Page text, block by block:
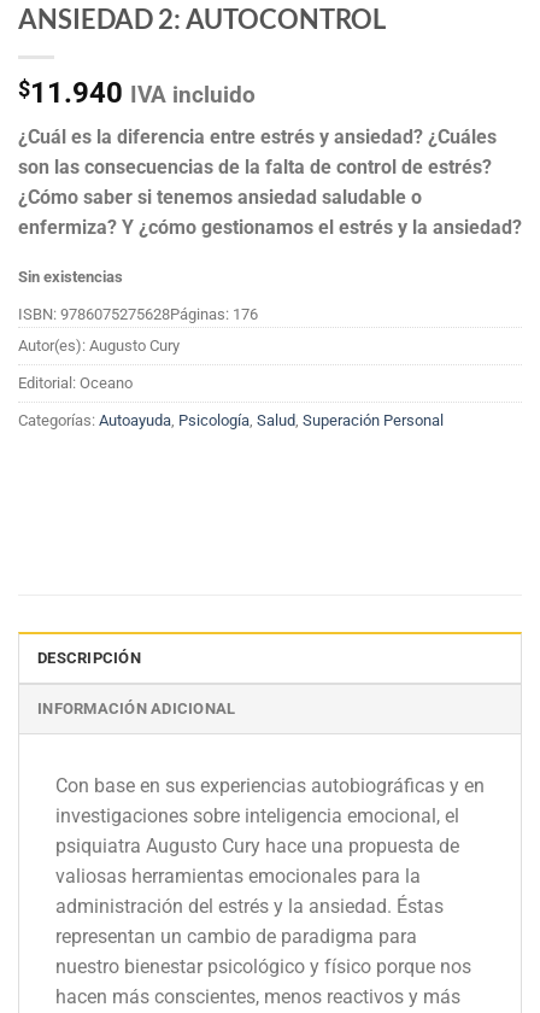
ANSIEDAD 2: AUTOCONTROL
$11.940 IVA incluido
¿Cuál es la diferencia entre estrés y ansiedad? ¿Cuáles
son las consecuencias de la falta de control de estrés?
¿Cómo saber si tenemos ansiedad saludable o
enfermiza? Y ¿cómo gestionamos el estrés y la ansiedad?
Sin existencias
ISBN: 9786075275628Páginas: 176
Autor(es): Augusto Cury
Editorial: Oceano
Categorías: Autoayuda Psicología Salud Superación Personal
DESCRIPCIÓN
INFORMACIÓN ADICIONAL
Con base en sus experiencias autobiográficas y en
investigaciones sobre inteligencia emocional, el
psiquiatra Augusto Cury hace una propuesta de
valiosas herramientas emocionales para la
administración del estrés y la ansiedad. Éstas
representan un cambio de paradigma para
nuestro bienestar psicológico y físico porque nos
hacen más conscientes, menos reactivos y más